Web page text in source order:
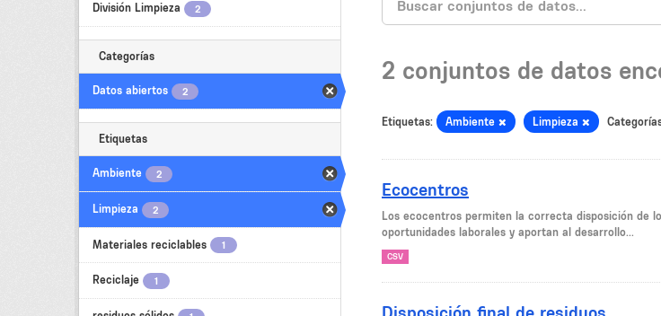
División Limpieza 2
Categorías
Datos abiertos 2
Etiquetas
Ambiente 2
Limpieza 2
Materiales reciclables 1
Reciclaje 1
2 conjuntos de datos
Etiquetas: Ambiente Limpieza
Ecocentros
Los ecocentros permiten la correcta disposición de
oportunidades laborales y aportan al desarrollo...
CSV